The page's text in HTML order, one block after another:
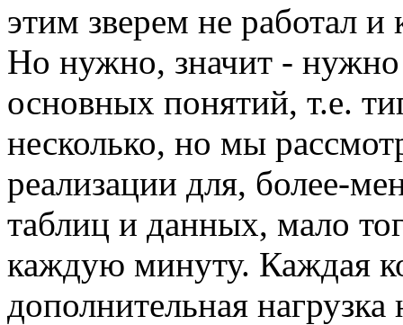
этим зверем не работал и
Но нужно, значит -
основных понятий, т.е.
несколько, но мы
реализации для, более-
таблиц и данных, мало
каждую минуту. Каждая
дополнительная нагрузка